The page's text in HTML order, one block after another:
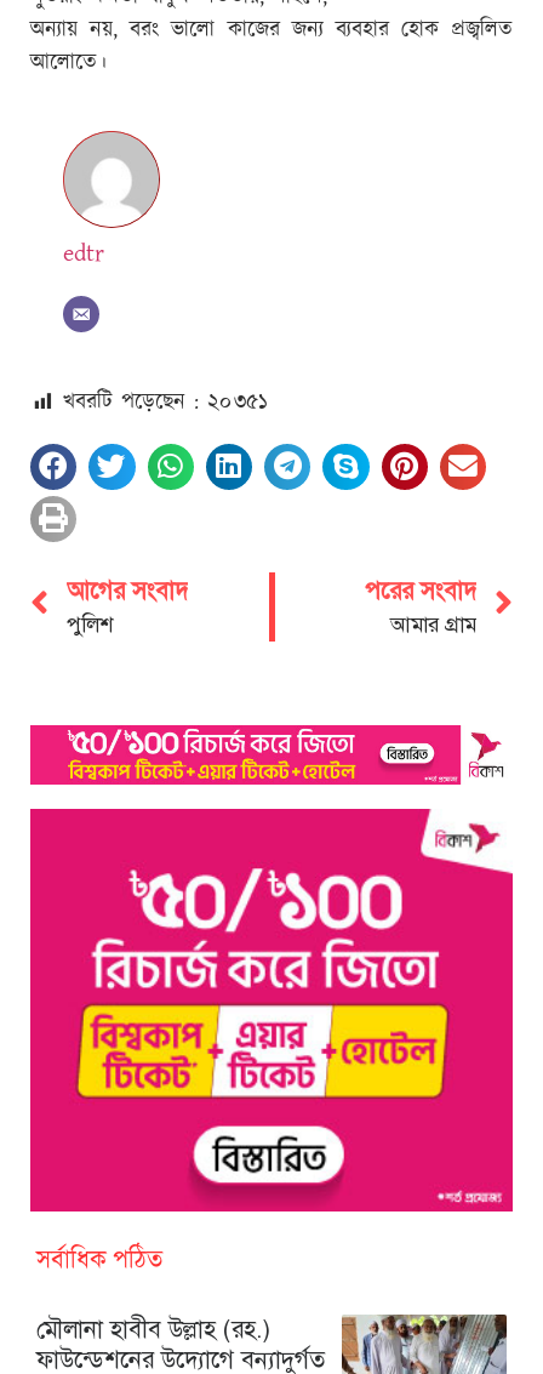
অন্যায় নয়, বরং ভালো কাজের জন্য ব্যবহার হোক প্রজ্বলিত
আলোতে।
edtr
খবরটি পড়েছেন : ২০৩৫১
আগের সংবাদ
পুলিশ
পরের সংবাদ
আমার গ্রাম
সর্বাধিক পঠিত
মৌলানা হাবীব উল্লাহ (রহ.)
ফাউন্ডেশনের উদ্যোগে বন্যাদুর্গত